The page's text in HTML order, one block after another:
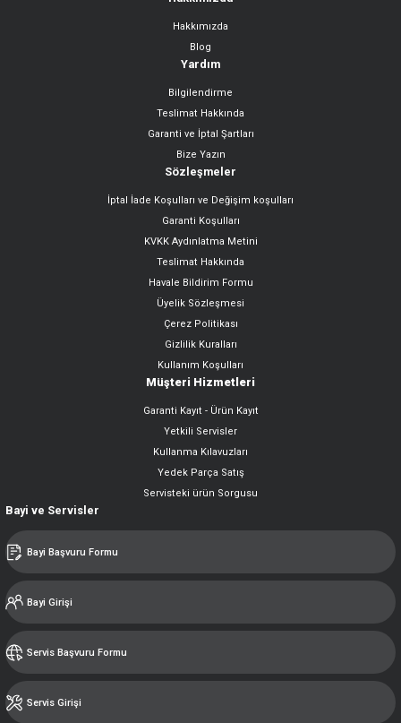
Gönder
Hakkımızda
Blog
Yardım
Bilgilendirme
Teslimat Hakkında
Garanti ve İptal Şartları
Bize Yazın
Sözleşmeler
İptal İade Koşulları ve Değişim koşulları
Garanti Koşulları
KVKK Aydınlatma Metini
Teslimat Hakkında
Havale Bildirim Formu
Üyelik Sözleşmesi
Çerez Politikası
Gizlilik Kuralları
Kullanım Koşulları
Müşteri Hizmetleri
Garanti Kayıt - Ürün Kayıt
Yetkili Servisler
Kullanma Kılavuzları
Yedek Parça Satış
Servisteki ürün Sorgusu
Bayi ve Servisler
Bayi Başvuru Formu
Bayi Girişi
Servis Başvuru Formu
Servis Girişi